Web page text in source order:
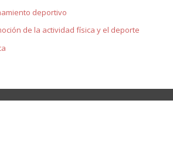
deportivo
de la actividad física y el deporte